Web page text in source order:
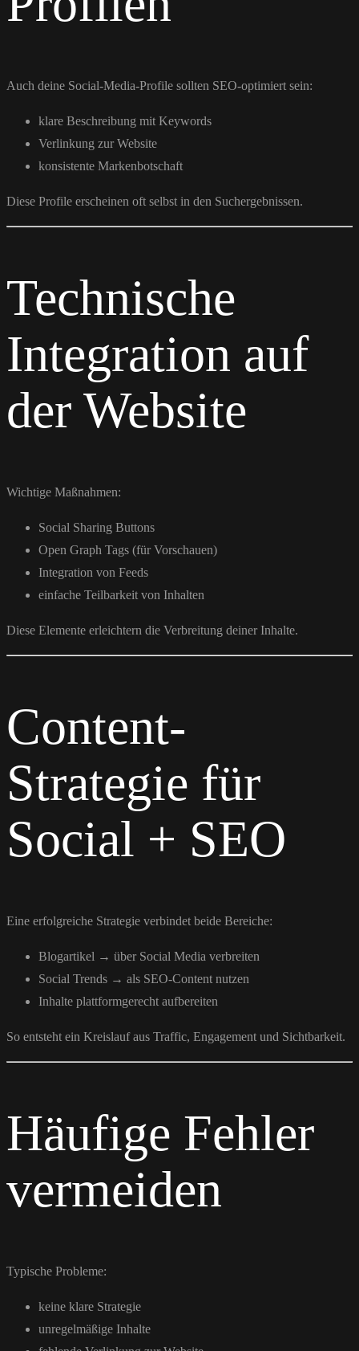
Auch deine Social-Media-Profile sollten SEO-optimiert sein:
klare Beschreibung mit Keywords
Verlinkung zur Website
konsistente Markenbotschaft
Diese Profile erscheinen oft selbst in den Suchergebnissen.
Technische
Integration auf
der Website
Wichtige Maßnahmen:
Social Sharing Buttons
Open Graph Tags (für Vorschauen)
Integration von Feeds
einfache Teilbarkeit von Inhalten
Diese Elemente erleichtern die Verbreitung deiner Inhalte.
Content-
Strategie für
Social + SEO
Eine erfolgreiche Strategie verbindet beide Bereiche:
Blogartikel → über Social Media verbreiten
Social Trends → als SEO-Content nutzen
Inhalte plattformgerecht aufbereiten
So entsteht ein Kreislauf aus Traffic, Engagement und Sichtbarkeit.
Häufige Fehler
vermeiden
Typische Probleme:
keine klare Strategie
unregelmäßige Inhalte